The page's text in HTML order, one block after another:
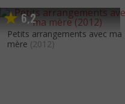
6,2
Petits arrangements avec ma
mère (2012)